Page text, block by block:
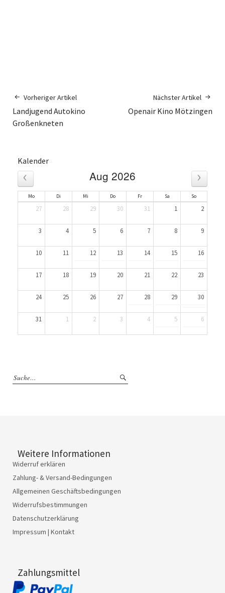
Vorheriger Artikel
Landjugend Autokino
Großenkneten
Nächster Artikel
Openair Kino Mötzingen
Kalender
‹ Aug 2026 ›
Mo Di Mi Do Fr Sa So
27 28 29 30 31 1 2
3 4 5 6 7 8 9
10 11 12 13 14 15 16
17 18 19 20 21 22 23
24 25 26 27 28 29 30
31 1 2 3 4 5 6
Weitere Informationen
Widerruf erklären
Zahlung- & Versand-Bedingungen
Allgemeinen Geschäftsbedingungen
Widerrufsbestimmungen
Datenschutzerklärung
Impressum | Kontakt
Zahlungsmittel